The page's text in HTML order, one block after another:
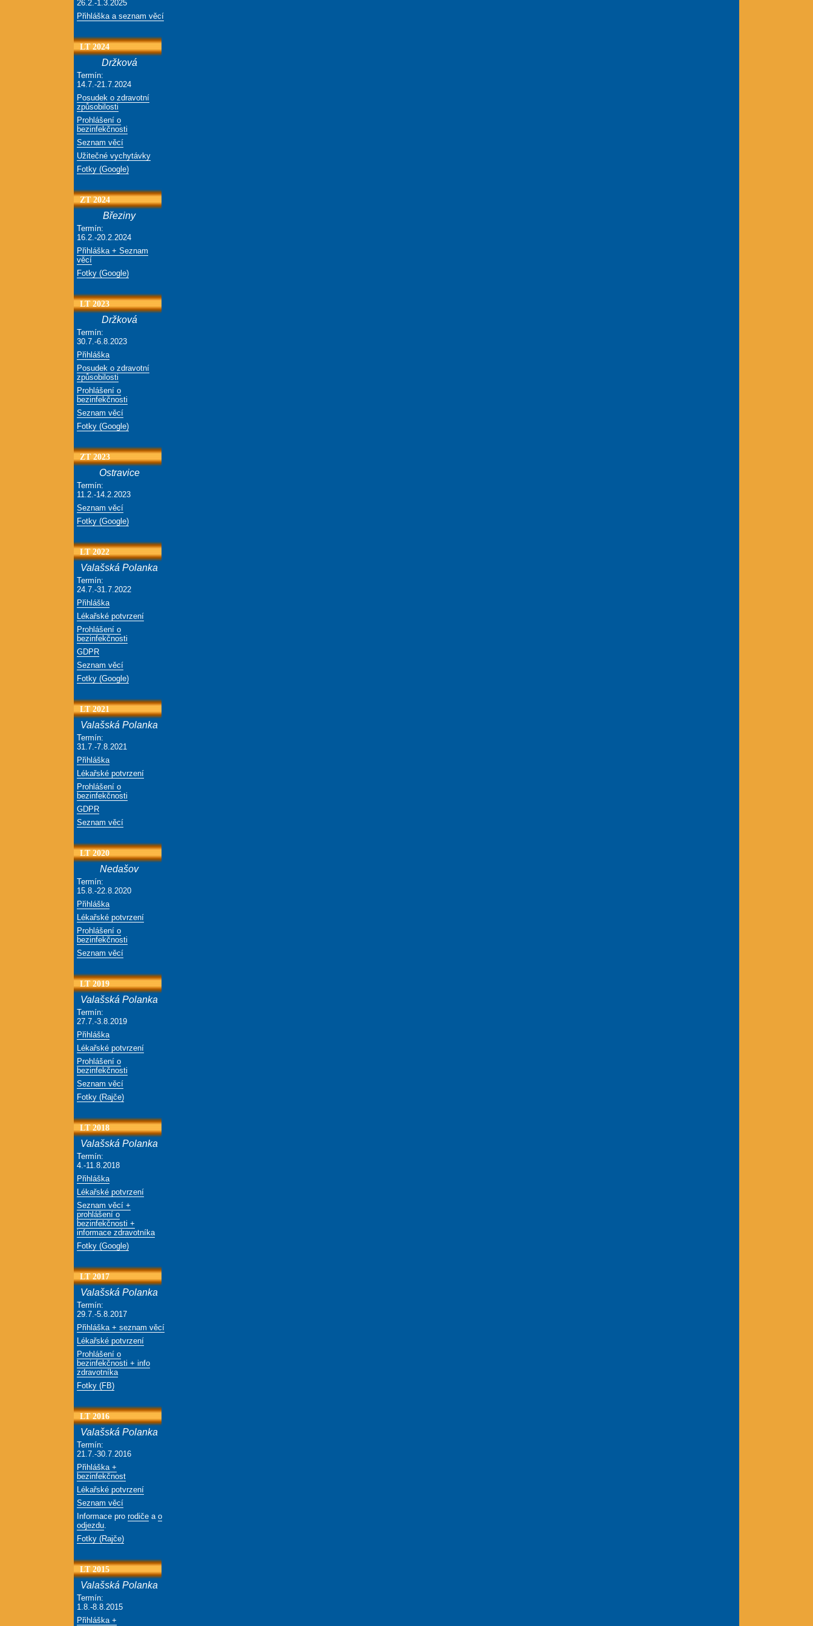
26.2.-1.3.2025
Přihláška a seznam věcí
LT 2024
Držková
Termín:
14.7.-21.7.2024
Posudek o zdravotní
způsobilosti
Prohlášení o
bezinfekčnosti
Seznam věcí
Užitečné vychytávky
Fotky (Google)
ZT 2024
Březiny
Termín:
16.2.-20.2.2024
Přihláška + Seznam
věcí
Fotky (Google)
LT 2023
Držková
Termín:
30.7.-6.8.2023
Přihláška
Posudek o zdravotní
způsobilosti
Prohlášení o
bezinfekčnosti
Seznam věcí
Fotky (Google)
ZT 2023
Ostravice
Termín:
11.2.-14.2.2023
Seznam věcí
Fotky (Google)
LT 2022
Valašská Polanka
Termín:
24.7.-31.7.2022
Přihláška
Lékařské potvrzení
Prohlášení o
bezinfekčnosti
GDPR
Seznam věcí
Fotky (Google)
LT 2021
Valašská Polanka
Termín:
31.7.-7.8.2021
Přihláška
Lékařské potvrzení
Prohlášení o
bezinfekčnosti
GDPR
Seznam věcí
LT 2020
Nedašov
Termín:
15.8.-22.8.2020
Přihláška
Lékařské potvrzení
Prohlášení o
bezinfekčnosti
Seznam věcí
LT 2019
Valašská Polanka
Termín:
27.7.-3.8.2019
Přihláška
Lékařské potvrzení
Prohlášení o
bezinfekčnosti
Seznam věcí
Fotky (Rajče)
LT 2018
Valašská Polanka
Termín:
4.-11.8.2018
Přihláška
Lékařské potvrzení
Seznam věcí +
prohlášení o
bezinfekčnosti +
informace zdravotníka
Fotky (Google)
LT 2017
Valašská Polanka
Termín:
29.7.-5.8.2017
Přihláška + seznam věcí
Lékařské potvrzení
Prohlášení o
bezinfekčnosti + info
zdravotníka
Fotky (FB)
LT 2016
Valašská Polanka
Termín:
21.7.-30.7.2016
Přihláška +
bezinfekčnost
Lékařské potvrzení
Seznam věcí
Informace pro rodiče a o
odjezdu.
Fotky (Rajče)
LT 2015
Valašská Polanka
Termín:
1.8.-8.8.2015
Přihláška +